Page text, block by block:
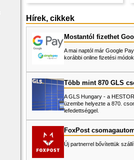
Hírek, cikkek
Mostantól fizethet
A mai naptól már Google
korábbi online fizetési
Több mint 870 GLS
A GLS Hungary - a
üzembe helyezte a 870.
lefedettséggel.
FoxPost
Új partnerrel bővítettük